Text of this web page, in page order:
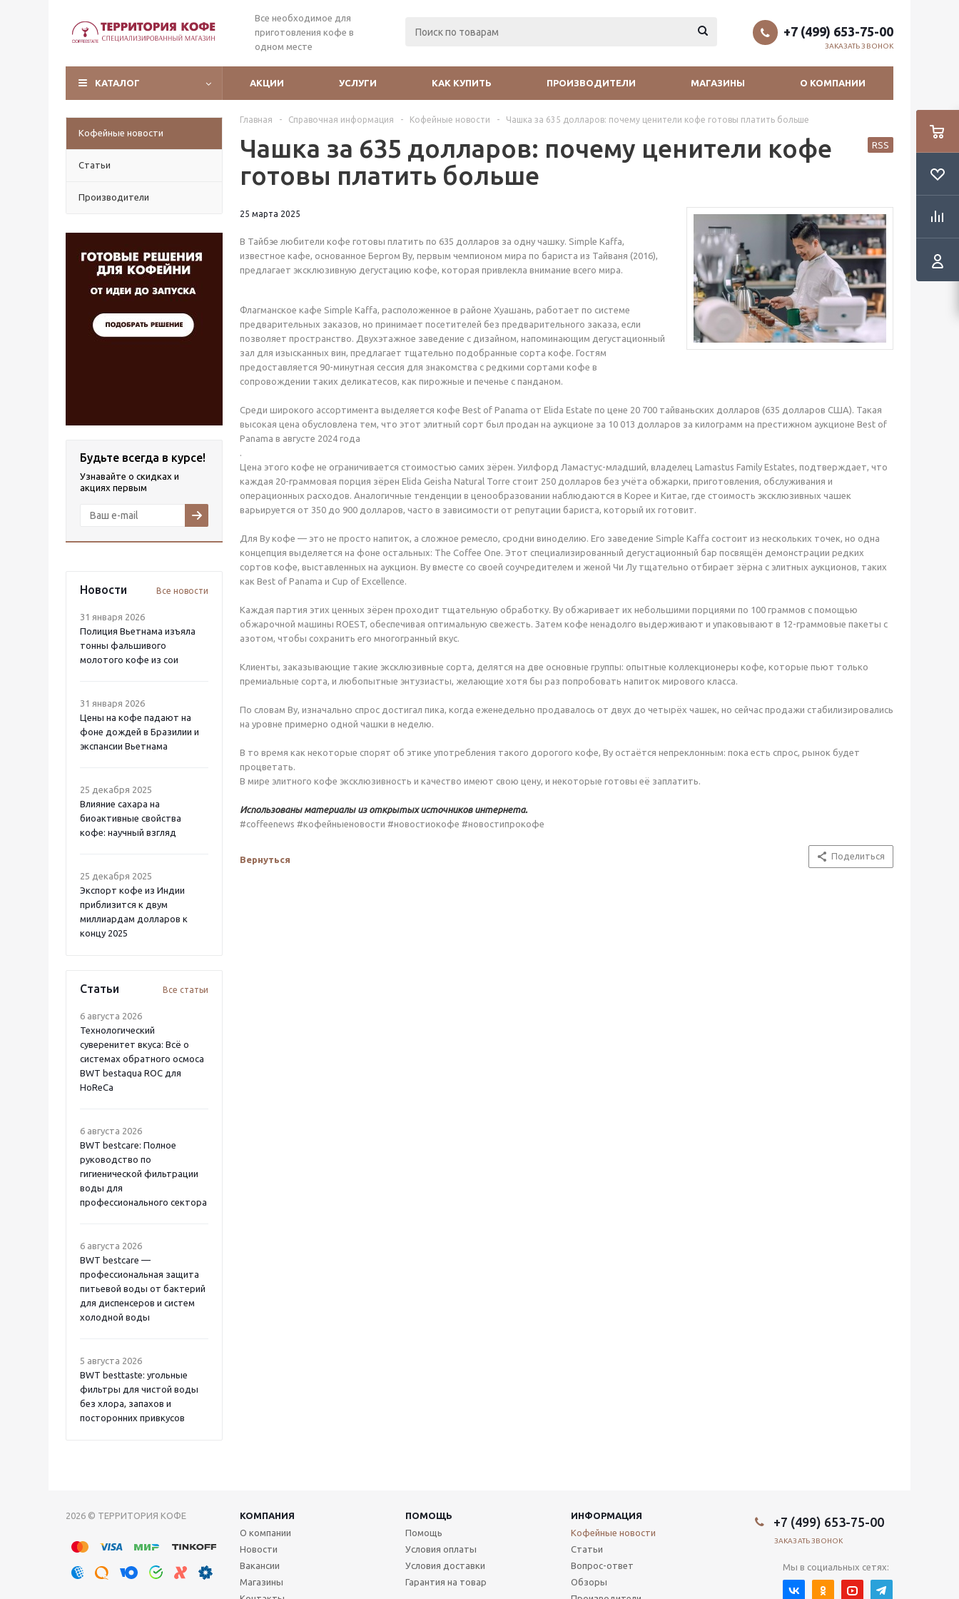
Все необходимое для
приготовления кофе в
одном месте
+7 (499) 653-75-00
ЗАКАЗАТЬ ЗВОНОК
КАТАЛОГ АКЦИИ УСЛУГИ КАК КУПИТЬ ПРОИЗВОДИТЕЛИ МАГАЗИНЫ О КОМПАНИИ
Кофейные новости
Статьи
Производители
Будьте всегда в курсе!
Узнавайте о скидках и
акциях первым
Новости Все новости
31 января 2026
Полиция Вьетнама изъяла
тонны фальшивого
молотого кофе из сои
31 января 2026
Цены на кофе падают на
фоне дождей в Бразилии и
экспансии Вьетнама
25 декабря 2025
Влияние сахара на
биоактивные свойства
кофе: научный взгляд
25 декабря 2025
Экспорт кофе из Индии
приблизится к двум
миллиардам долларов к
концу 2025
Статьи Все статьи
6 августа 2026
Технологический
суверенитет вкуса: Всё о
системах обратного осмоса
BWT bestaqua ROC для
HoReCa
6 августа 2026
BWT bestcare: Полное
руководство по
гигиенической фильтрации
воды для
профессионального сектора
6 августа 2026
BWT bestcare —
профессиональная защита
питьевой воды от бактерий
для диспенсеров и систем
холодной воды
5 августа 2026
BWT besttaste: угольные
фильтры для чистой воды
без хлора, запахов и
посторонних привкусов
Главная - Справочная информация - Кофейные новости - Чашка за 635 долларов: почему ценители кофе готовы платить больше
Чашка за 635 долларов: почему ценители кофе
готовы платить больше
RSS
25 марта 2025
В Тайбэе любители кофе готовы платить по 635 долларов за одну чашку. Simple Kaffa,
известное кафе, основанное Бергом Ву, первым чемпионом мира по бариста из Тайваня (2016),
предлагает эксклюзивную дегустацию кофе, которая привлекла внимание всего мира.
Флагманское кафе Simple Kaffa, расположенное в районе Хуашань, работает по системе
предварительных заказов, но принимает посетителей без предварительного заказа, если
позволяет пространство. Двухэтажное заведение с дизайном, напоминающим дегустационный
зал для изысканных вин, предлагает тщательно подобранные сорта кофе. Гостям
предоставляется 90-минутная сессия для знакомства с редкими сортами кофе в
сопровождении таких деликатесов, как пирожные и печенье с панданом.
Среди широкого ассортимента выделяется кофе Best of Panama от Elida Estate по цене 20 700 тайваньских долларов (635 долларов США). Такая
высокая цена обусловлена тем, что этот элитный сорт был продан на аукционе за 10 013 долларов за килограмм на престижном аукционе Best of
Panama в августе 2024 года
.
Цена этого кофе не ограничивается стоимостью самих зёрен. Уилфорд Ламастус-младший, владелец Lamastus Family Estates, подтверждает, что
каждая 20-граммовая порция зёрен Elida Geisha Natural Torre стоит 250 долларов без учёта обжарки, приготовления, обслуживания и
операционных расходов. Аналогичные тенденции в ценообразовании наблюдаются в Корее и Китае, где стоимость эксклюзивных чашек
варьируется от 350 до 900 долларов, часто в зависимости от репутации бариста, который их готовит.
Для Ву кофе — это не просто напиток, а сложное ремесло, сродни виноделию. Его заведение Simple Kaffa состоит из нескольких точек, но одна
концепция выделяется на фоне остальных: The Coffee One. Этот специализированный дегустационный бар посвящён демонстрации редких
сортов кофе, выставленных на аукцион. Ву вместе со своей соучредителем и женой Чи Лу тщательно отбирает зёрна с элитных аукционов, таких
как Best of Panama и Cup of Excellence.
Каждая партия этих ценных зёрен проходит тщательную обработку. Ву обжаривает их небольшими порциями по 100 граммов с помощью
обжарочной машины ROEST, обеспечивая оптимальную свежесть. Затем кофе ненадолго выдерживают и упаковывают в 12-граммовые пакеты с
азотом, чтобы сохранить его многогранный вкус.
Клиенты, заказывающие такие эксклюзивные сорта, делятся на две основные группы: опытные коллекционеры кофе, которые пьют только
премиальные сорта, и любопытные энтузиасты, желающие хотя бы раз попробовать напиток мирового класса.
По словам Ву, изначально спрос достигал пика, когда еженедельно продавалось от двух до четырёх чашек, но сейчас продажи стабилизировались
на уровне примерно одной чашки в неделю.
В то время как некоторые спорят об этике употребления такого дорогого кофе, Ву остаётся непреклонным: пока есть спрос, рынок будет
процветать.
В мире элитного кофе эксклюзивность и качество имеют свою цену, и некоторые готовы её заплатить.
Использованы материалы из открытых источников интернета.
#coffeenews #кофейныеновости #новостиокофе #новостипрокофе
Вернуться Поделиться
2026 © ТЕРРИТОРИЯ КОФЕ КОМПАНИЯ ПОМОЩЬ
ИНФОРМАЦИЯ
О компании
Новости
Вакансии
Магазины
Помощь
Условия оплаты
Условия доставки
Гарантия на товар
Кофейные новости
Статьи
Вопрос-ответ
Обзоры
+7 (499) 653-75-00
ЗАКАЗАТЬ ЗВОНОК
Мы в социальных сетях: